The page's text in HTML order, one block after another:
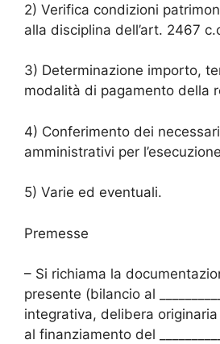
2) Verifica condizioni
alla disciplina dell’art. 2467
3) Determinazione importo,
modalità di pagamento della
4) Conferimento dei
amministrativi per
5) Varie ed eventuali.
Premesse
– Si richiama la
presente (bilancio al
integrativa, delibera
al finanziamento del